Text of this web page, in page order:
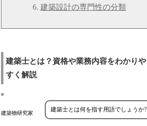
建築設計の専門性の分類
建築士とは？資格や業務内容をわかりや
すく解説
建築物研究家 建築士とは何を指す用語でしょうか?